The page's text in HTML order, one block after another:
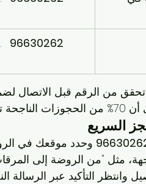
96630262
تحقق من الرقم قبل الاتصال
الرسمية.
السريع
وحدد موقعك في
مثل "من الروضة إلى
وانتظر التأكيد عبر الرسالة